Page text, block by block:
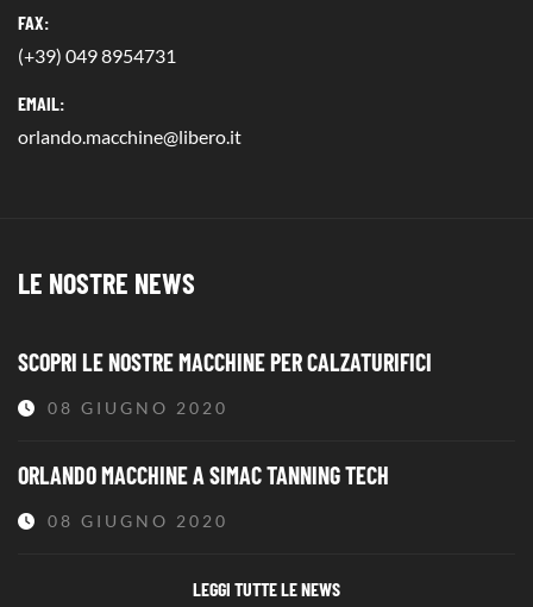
FAX:
(+39) 049 8954731
EMAIL:
orlando.macchine@libero.it
LE NOSTRE NEWS
SCOPRI LE NOSTRE MACCHINE PER CALZATURIFICI
08 GIUGNO 2020
ORLANDO MACCHINE A SIMAC TANNING TECH
08 GIUGNO 2020
LEGGI TUTTE LE NEWS